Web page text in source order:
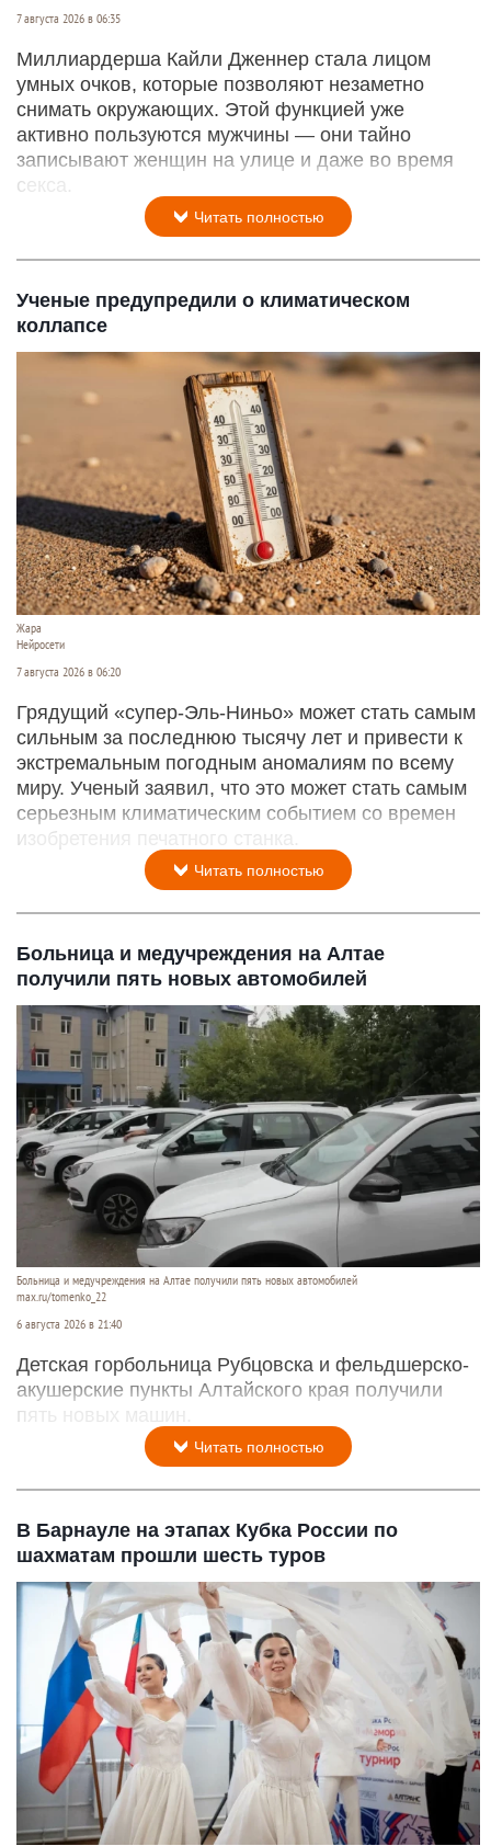
7 августа 2026 в 06:35
Миллиардерша Кайли Дженнер стала лицом
умных очков, которые позволяют незаметно
снимать окружающих. Этой функцией уже
активно пользуются мужчины — они тайно
записывают женщин на улице и даже во время
секса.
Читать полностью
Ученые предупредили о климатическом
коллапсе
Жара
Нейросети
7 августа 2026 в 06:20
Грядущий «супер-Эль-Ниньо» может стать самым
сильным за последнюю тысячу лет и привести к
экстремальным погодным аномалиям по всему
миру. Ученый заявил, что это может стать самым
серьезным климатическим событием со времен
изобретения печатного станка.
Читать полностью
Больница и медучреждения на Алтае
получили пять новых автомобилей
Больница и медучреждения на Алтае получили пять новых автомобилей
max.ru/tomenko_22
6 августа 2026 в 21:40
Детская горбольница Рубцовска и фельдшерско-
акушерские пункты Алтайского края получили
пять новых машин.
Читать полностью
В Барнауле на этапах Кубка России по
шахматам прошли шесть туров